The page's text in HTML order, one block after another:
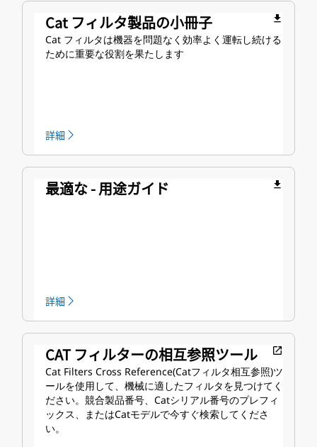
Cat フィルタ製品の小冊子 file_download
Cat フィルタは機器を問題なく効率よく運転し続ける
ために重要な役割を果たします
詳細
最適な - 用途ガイド file_download
詳細
CAT フィルターの相互参照ツール open_in_new
Cat Filters Cross Reference(Catフィルタ相互参照)ツ
ールを使用して、機械に適したフィルタを見つけてく
ださい。競合製品番号、Catシリアル番号のプレフィ
ックス、またはCatモデルで今すぐ検索してくださ
い。